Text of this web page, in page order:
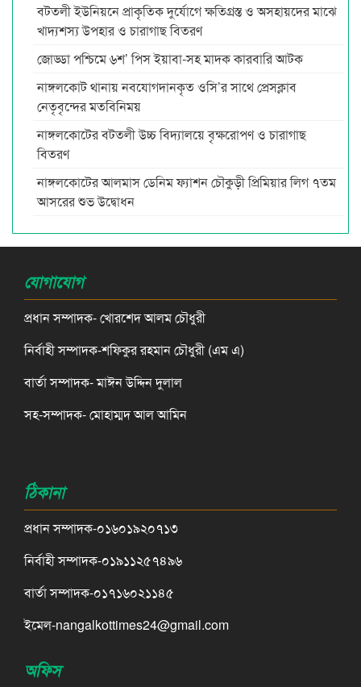
বটতলী ইউনিয়নে প্রাকৃতিক দুর্যোগে ক্ষতিগ্রস্ত ও অসহায়দের মাঝে
খাদ্যশস্য উপহার ও চারাগাছ বিতরণ
জোড্ডা পশ্চিমে ৬শ’ পিস ইয়াবা-সহ মাদক কারবারি আটক
নাঙ্গলকোট থানায় নবযোগদানকৃত ওসি’র সাথে প্রেসক্লাব
নেতৃবৃন্দের মতবিনিময়
নাঙ্গলকোটের বটতলী উচ্চ বিদ্যালয়ে বৃক্ষরোপণ ও চারাগাছ
বিতরণ
নাঙ্গলকোটের আলমাস ডেনিম ফ্যাশন চৌকুড়ী প্রিমিয়ার লিগ ৭তম
আসরের শুভ উদ্বোধন
যোগাযোগ
প্রধান সম্পাদক- খোরশেদ আলম চৌধুরী
নির্বাহী সম্পাদক-শফিকুর রহমান চৌধুরী (এম এ)
বার্তা সম্পাদক- মাঈন উদ্দিন দুলাল
সহ-সম্পাদক- মোহাম্মদ আল আমিন
ঠিকানা
প্রধান সম্পাদক-০১৬০১৯২০৭১৩
নির্বাহী সম্পাদক-০১৯১১২৫৭৪৯৬
বার্তা সম্পাদক-০১৭১৬০২১১৪৫
ইমেল-nangalkottimes24@gmail.com
অফিস